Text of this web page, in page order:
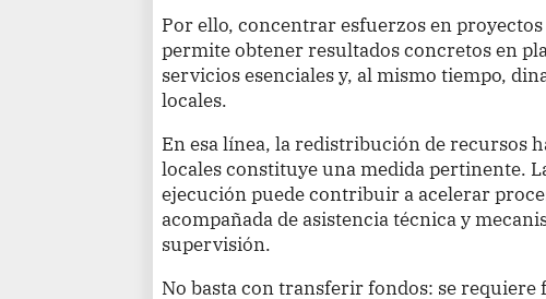
Por ello, concentrar esfuerzos en
permite obtener resultados concretos en
servicios esenciales y, al mismo tiempo,
locales.
En esa línea, la redistribución de recursos
locales constituye una medida pertinente.
ejecución puede contribuir a acelerar
acompañada de asistencia técnica y
supervisión.
No basta con transferir fondos: se requiere